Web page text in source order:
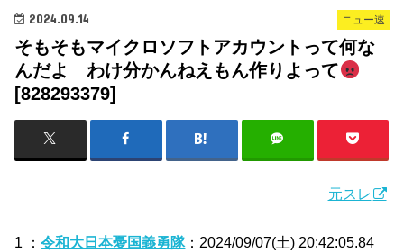
ニュー速
2024.09.14
そもそもマイクロソフトアカウントって何な
んだよ わけ分かんねえもん作りよって
[828293379]
元スレ
1 ：令和大日本憂国義勇隊：2024/09/07(土) 20:42:05.84